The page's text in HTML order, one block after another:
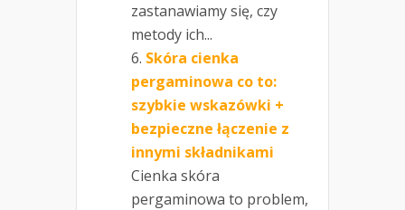
zastanawiamy się, czy
metody ich...
Skóra cienka
pergaminowa co to:
szybkie wskazówki +
bezpieczne łączenie z
innymi składnikami
Cienka skóra
pergaminowa to problem,